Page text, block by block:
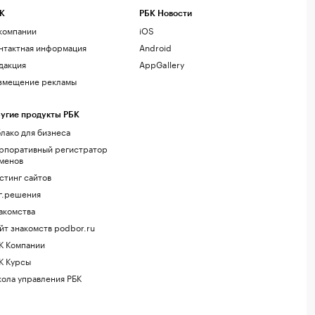
информация
рекламы
продукты РБК
для бизнеса
регистратор
сайтов
знакомств podbor.ru
Компании
Курсы
управления РБК
РБК Новости
iOS
Android
AppGallery